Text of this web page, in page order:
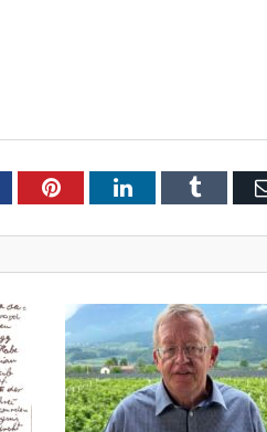
PinterestLinkedInTumblr